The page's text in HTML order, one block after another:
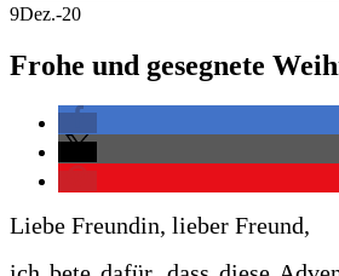
9Dez.-20
Frohe und gesegnete
Liebe Freundin, lieber Freund,